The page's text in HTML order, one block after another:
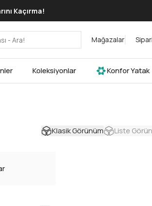
Kaçırma!
Mağazalar
Koleksiyonlar Konfor Yatak
Klasik Görünüm Liste